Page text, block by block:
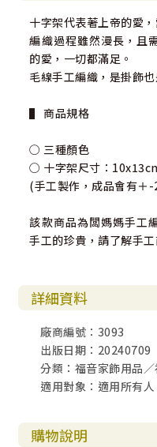
十字架代表著上帝的愛
編織過程雖然漫長，且
的愛，一切都滿足。
毛線手工編織，是掛飾也
▌ 商品規格
○ 三種顏色
○ 十字架尺寸：
(手工製作，成品會有＋-
該款商品為闆媽媽手工
手工的珍貴，請了解手
詳細資料
廠商編號：3093
出版日期：20240709
分類：福音家飾用品
適用對象：適用所有人
購物說明